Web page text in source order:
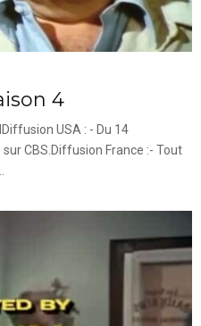
4
USA : - Du 14
CBS.Diffusion France :- Tout